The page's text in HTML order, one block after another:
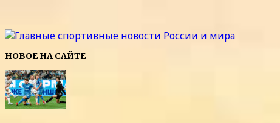
НОВОЕ НА САЙТЕ